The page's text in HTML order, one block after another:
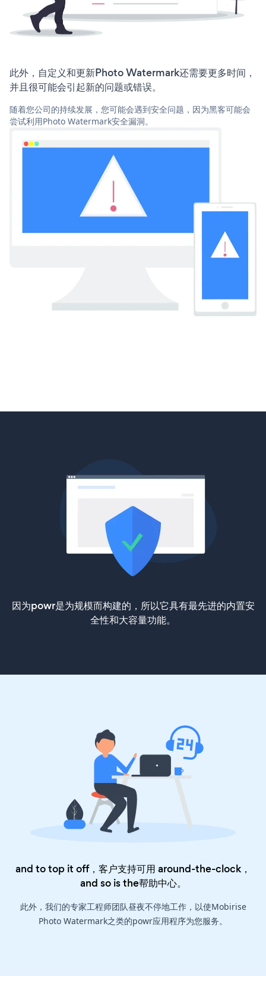
此外，自定义和更新Photo Watermark还需要更多时间，
并且很可能会引起新的问题或错误。
随着您公司的持续发展，您可能会遇到安全问题，因为黑客可能会
尝试利用Photo Watermark安全漏洞。
因为powr是为规模而构建的，所以它具有最先进的内置安
全性和大容量功能。
and to top it off，客户支持可用 around-the-clock，
and so is the帮助中心。
此外，我们的专家工程师团队昼夜不停地工作，以使Mobirise
Photo Watermark之类的powr应用程序为您服务。